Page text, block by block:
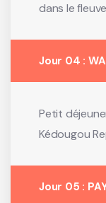
dans le
Jour 04 :
Petit
Kédougou
Jour 05 :